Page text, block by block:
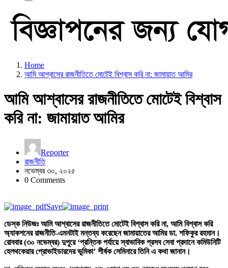
Home
আমি আশ্বাসের রাজনীতিতে মোটেই বিশ্বাস করি না: জামায়াত আমির
আমি আশ্বাসের রাজনীতিতে মোটেই বিশ্বাস
করি না: জামায়াত আমির
Reporter
রাজনীতি
নভেম্বর ৩০, ২০২৫
0 Comments
Save
ডেস্ক নিউজঃ আমি আশ্বাসের রাজনীতিতে মোটেই বিশ্বাস করি না, আমি বিশ্বাস করি
অ্যাকশনের রাজনীতি-এমনটাই মন্তব্য করেছেন জামায়াতের আমির ডা. শফিকুর রহমান।
রোববার (৩০ নভেম্বর) দুপুরে ‘প্রন্তিক পর্যায়ে স্বাভাবিক প্রসব সেবা প্রদানে কমিউনিটি
হেলথকেয়ার প্রোভাইডারদের ভূমিকা’ শীর্ষক সেমিনারে তিনি এ কথা জানান।